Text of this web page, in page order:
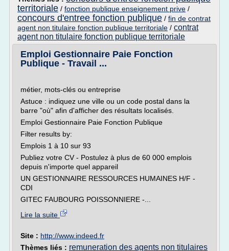
territoriale / fonction publique enseignement prive /
concours d'entree fonction publique / fin de contrat
agent non titulaire fonction publique territoriale / contrat
agent non titulaire fonction publique territoriale
Emploi Gestionnaire Paie Fonction
Publique - Travail ...
métier, mots-clés ou entreprise
Astuce : indiquez une ville ou un code postal dans la
barre "où" afin d'afficher des résultats localisés.
Emploi Gestionnaire Paie Fonction Publique
Filter results by:
Emplois 1 à 10 sur 93
Publiez votre CV - Postulez à plus de 60 000 emplois
depuis n'importe quel appareil
UN GESTIONNAIRE RESSOURCES HUMAINES H/F -
CDI
GITEC FAUBOURG POISSONNIERE -...
Lire la suite
Site : http://www.indeed.fr
Thèmes liés : remuneration des agents non titulaires